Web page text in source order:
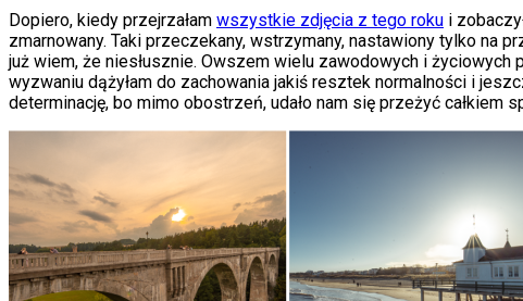
Dopiero, kiedy przejrzałam wszystkie zdjęcia z tego roku i
zmarnowany. Taki przeczekany, wstrzymany, nastawiony tylko na
już wiem, że niesłusznie. Owszem wielu zawodowych i
wyzwaniu dążyłam do zachowania jakiś resztek normalności i
determinację, bo mimo obostrzeń, udało nam się przeżyć całkiem